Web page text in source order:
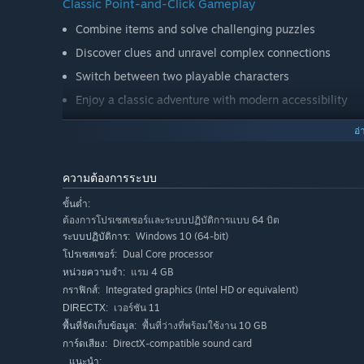
Classic Point-and-Click Gameplay
Combine items and solve challenging puzzles
Discover clues and unravel complex connections
Switch between two playable characters
Enjoy a classic adventure with modern accessibility
A father who has vanished without a trace
A search that changes everything
Immerse yourself in a gripping mystery adventure
A Critically Acclaimed Classic
The originalSecret Files: Tunguska
numerous international awards, including “Game of the
Award”.
อ่
ความต้องการระบบ
ขั้นต่ำ:
ต้องการโปรเซสเซอร์และระบบปฏิบัติการแบบ 64 บิต
ระบบปฏิบัติการ: Windows 10 (64-bit)
โปรเซสเซอร์: Dual Core processor
หน่วยความจำ: แรม 4 GB
กราฟิกส์: Integrated graphics (Intel HD or equivalent)
DIRECTX: เวอร์ชัน 11
พื้นที่จัดเก็บข้อมูล: พื้นที่ว่างที่พร้อมใช้งาน 10 GB
การ์ดเสียง: DirectX-compatible sound card